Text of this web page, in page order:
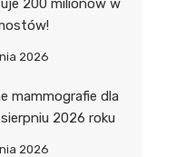
200 milionów w
2026
mammografie dla
2026 roku
2026